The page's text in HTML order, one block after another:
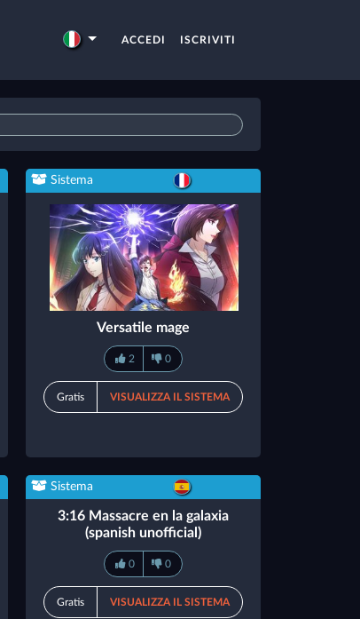
ACCEDI ISCRIVITI
Sistema
Versatile mage
2 0
Gratis VISUALIZZA IL SISTEMA
Sistema
3:16 Massacre en la galaxia
(spanish unofficial)
0 0
Gratis VISUALIZZA IL SISTEMA